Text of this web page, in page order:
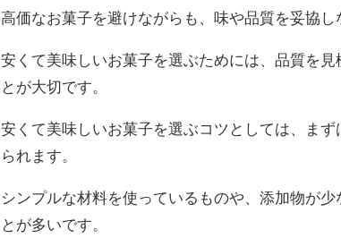
高価なお菓子を避けながらも、味や品質を妥協し
安くて美味しいお菓子を選ぶためには、品質を
とが大切です。
安くて美味しいお菓子を選ぶコツとしては、ま
られます。
シンプルな材料を使っているものや、添加物が
とが多いです。